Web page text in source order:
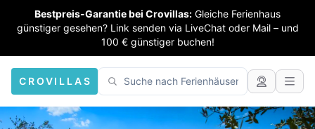
Bestpreis-Garantie bei Crovillas: Gleiche Ferienhaus
günstiger gesehen? Link senden via LiveChat oder Mail – und
100 € günstiger buchen!
CROVILLAS